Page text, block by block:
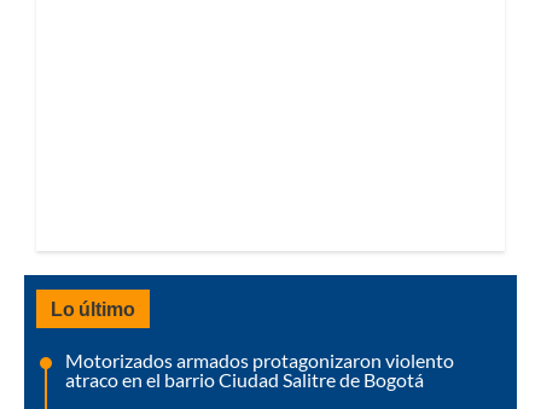
Lo último
Motorizados armados protagonizaron violento
atraco en el barrio Ciudad Salitre de Bogotá